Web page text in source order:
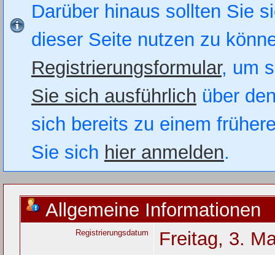
Darüber hinaus sollten Sie
dieser Seite nutzen zu
Registrierungsformular, um
Sie sich ausführlich über
sich bereits zu einem
Sie sich hier anmelden.
Allgemeine Informationen
Registrierungsdatum Freitag, 3.